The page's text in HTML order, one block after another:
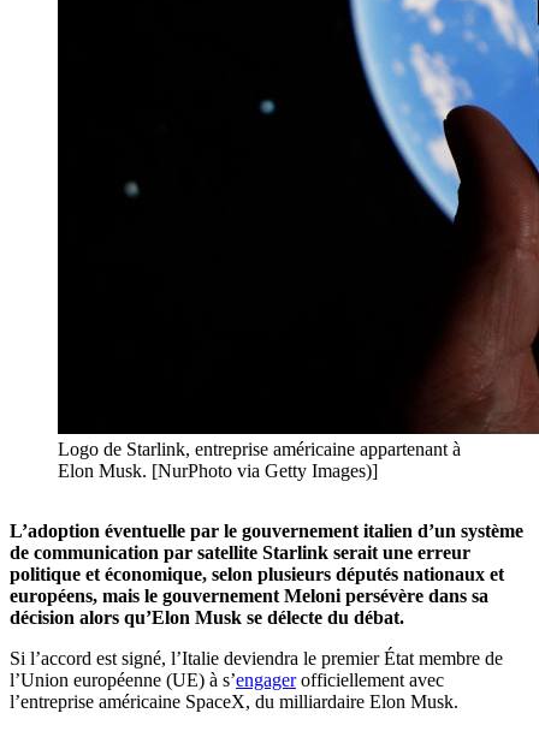
Logo de Starlink, entreprise américaine appartenant à
Elon Musk. [NurPhoto via Getty Images)]
L’adoption éventuelle par le gouvernement italien d’un système
de communication par satellite Starlink serait une erreur
politique et économique, selon plusieurs députés nationaux et
européens, mais le gouvernement Meloni persévère dans sa
décision alors qu’Elon Musk se délecte du débat.
Si l’accord est signé, l’Italie deviendra le premier État membre de
l’Union européenne (UE) à s’engagerofficiellement avec
l’entreprise américaine SpaceX, du milliardaire Elon Musk.